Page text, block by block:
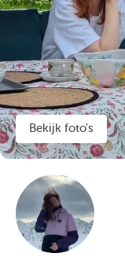
Bekijk foto's